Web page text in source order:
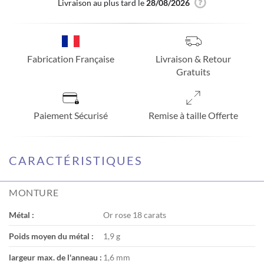
Livraison au plus tard le 28/08/2026
Fabrication Française
Livraison & Retour
Gratuits
Paiement Sécurisé Remise à taille Offerte
CARACTÉRISTIQUES
MONTURE
Métal : Or rose 18 carats
Poids moyen du métal : 1,9 g
largeur max. de l'anneau : 1,6 mm